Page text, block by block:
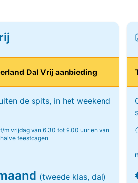
Dal Vrij aanbieding
de spits, in het weekend
m vrijdag van 6.30 tot 9.00 uur en van
feestdagen
(tweede klas, dal)